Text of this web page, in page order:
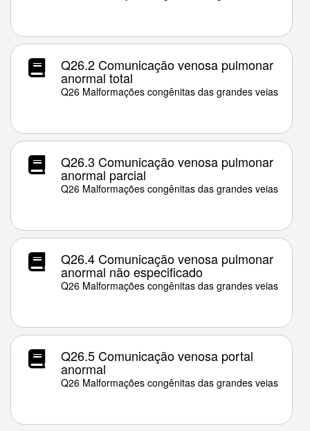
Q26.2 Comunicação venosa pulmonar
anormal total
Q26 Malformações congênitas das grandes veias
Q26.3 Comunicação venosa pulmonar
anormal parcial
Q26 Malformações congênitas das grandes veias
Q26.4 Comunicação venosa pulmonar
anormal não especificado
Q26 Malformações congênitas das grandes veias
Q26.5 Comunicação venosa portal
anormal
Q26 Malformações congênitas das grandes veias